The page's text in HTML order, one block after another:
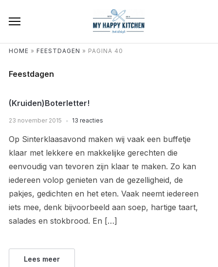
HOME » FEESTDAGEN » PAGINA 40
Feestdagen
(Kruiden)Boterletter!
23 november 2015 13 reacties
Op Sinterklaasavond maken wij vaak een buffetje
klaar met lekkere en makkelijke gerechten die
eenvoudig van tevoren zijn klaar te maken. Zo kan
iedereen volop genieten van de gezelligheid, de
pakjes, gedichten en het eten. Vaak neemt iedereen
iets mee, denk bijvoorbeeld aan soep, hartige taart,
salades en stokbrood. En […]
Lees meer